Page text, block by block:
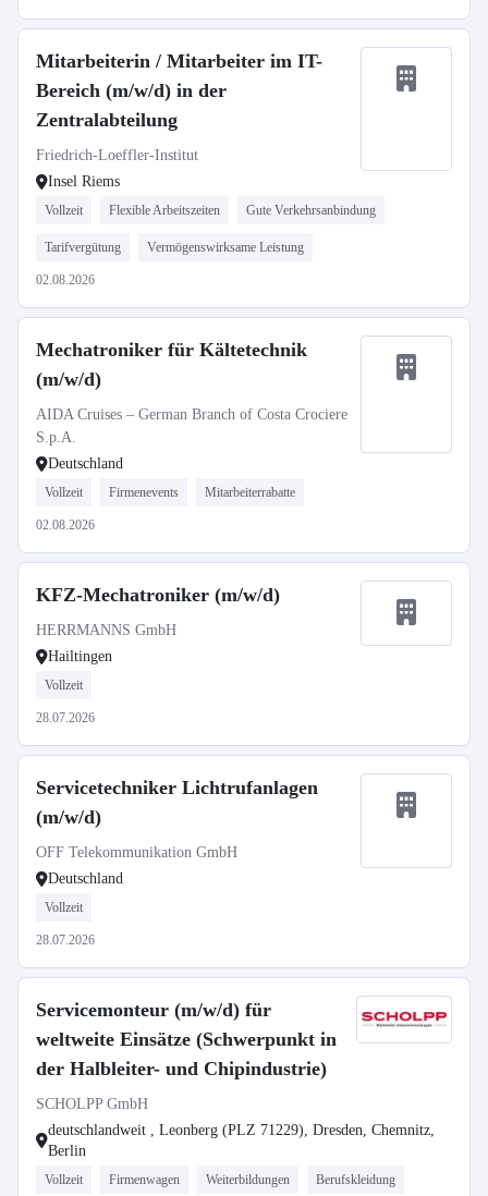
Mitarbeiterin / Mitarbeiter im IT-
Bereich (m/w/d) in der
Zentralabteilung
Friedrich-Loeffler-Institut
Insel Riems
Vollzeit Flexible Arbeitszeiten Gute Verkehrsanbindung
Tarifvergütung Vermögenswirksame Leistung
02.08.2026
Mechatroniker für Kältetechnik
(m/w/d)
AIDA Cruises – German Branch of Costa Crociere
S.p.A.
Deutschland
Vollzeit Firmenevents Mitarbeiterrabatte
02.08.2026
KFZ-Mechatroniker (m/w/d)
HERRMANNS GmbH
Hailtingen
Vollzeit
28.07.2026
Servicetechniker Lichtrufanlagen
(m/w/d)
OFF Telekommunikation GmbH
Deutschland
Vollzeit
28.07.2026
Servicemonteur (m/w/d) für
weltweite Einsätze (Schwerpunkt in
der Halbleiter- und Chipindustrie)
SCHOLPP GmbH
deutschlandweit , Leonberg (PLZ 71229), Dresden, Chemnitz,
Berlin
Vollzeit Firmenwagen Weiterbildungen Berufskleidung